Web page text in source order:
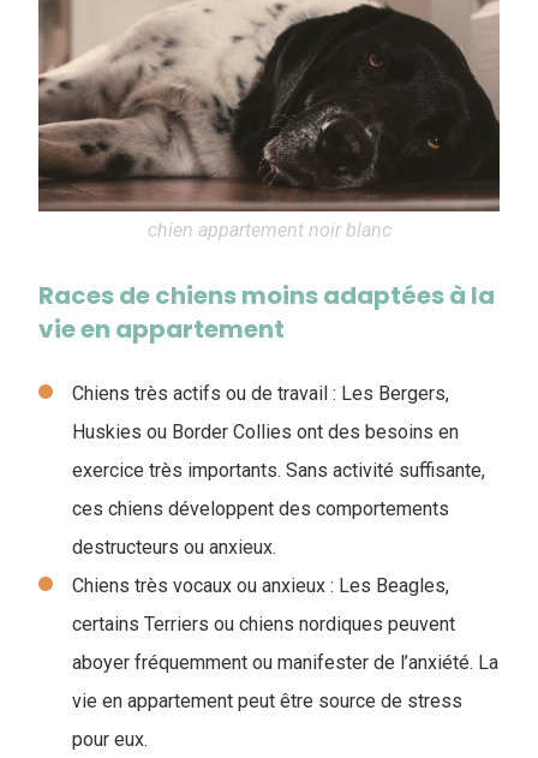
chien appartement noir blanc
Races de chiens moins adaptées à la
vie en appartement
Chiens très actifs ou de travail : Les Bergers,
Huskies ou Border Collies ont des besoins en
exercice très importants. Sans activité suffisante,
ces chiens développent des comportements
destructeurs ou anxieux.
Chiens très vocaux ou anxieux : Les Beagles,
certains Terriers ou chiens nordiques peuvent
aboyer fréquemment ou manifester de l’anxiété. La
vie en appartement peut être source de stress
pour eux.